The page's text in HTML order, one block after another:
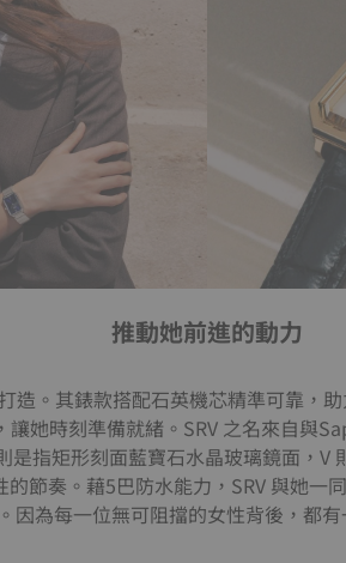
推動她前進的動力
造。其錶款搭配石英機芯精準可靠，
讓她時刻準備就緒。SRV 之名來自與
指矩形刻面藍寶石水晶玻璃鏡面，V
節奏。藉5巴防水能力，SRV 與她一
因為每一位無可阻擋的女性背後，都